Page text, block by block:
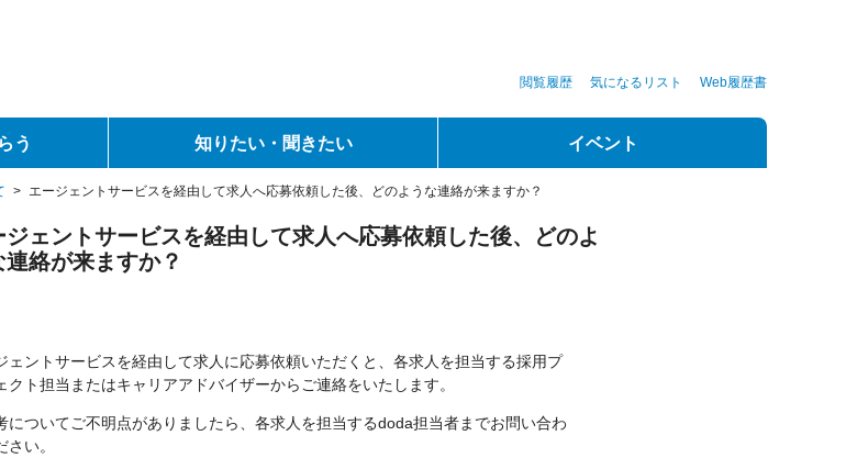
閲覧履歴 気になるリスト Web履歴書
う 知りたい・聞きたい イベント
> エージェントサービスを経由して求人へ応募依頼した後、どのような連絡が来ますか？
ジェントサービスを経由して求人へ応募依頼した後、どのよ
連絡が来ますか？
ェントサービスを経由して求人に応募依頼いただくと、各求人を担当する採用プ
クト担当またはキャリアアドバイザーからご連絡をいたします。
についてご不明点がありましたら、各求人を担当するdoda担当者までお問い合わ
さい。